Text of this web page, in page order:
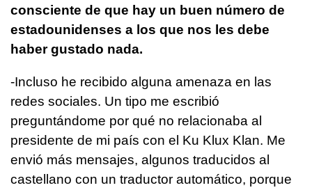
consciente de que hay un buen número de
estadounidenses a los que nos les debe
haber gustado nada.
-Incluso he recibido alguna amenaza en las
redes sociales. Un tipo me escribió
preguntándome por qué no relacionaba al
presidente de mi país con el Ku Klux Klan. Me
envió más mensajes, algunos traducidos al
castellano con un traductor automático, porque